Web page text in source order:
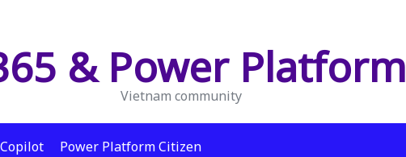
& Power Platform
Vietnam community
Copilot Power Platform Citizen